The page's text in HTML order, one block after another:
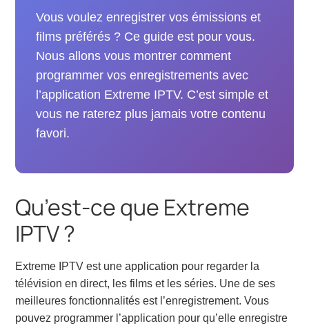
Vous voulez enregistrer vos émissions et
films préférés ? Ce guide est pour vous.
Nous allons vous montrer comment
programmer vos enregistrements avec
l’application Extreme IPTV. C’est simple et
vous ne raterez plus jamais votre contenu
favori.
Qu’est-ce que Extreme
IPTV ?
Extreme IPTV est une application pour regarder la
télévision en direct, les films et les séries. Une de ses
meilleures fonctionnalités est l’enregistrement. Vous
pouvez programmer l’application pour qu’elle enregistre